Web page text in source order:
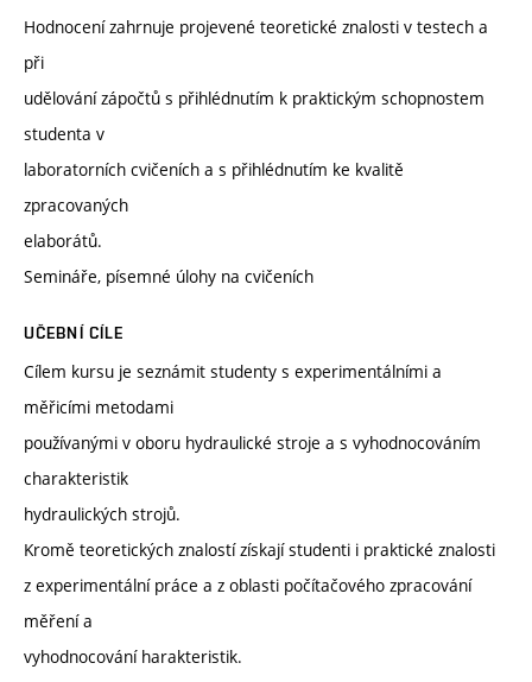
Hodnocení zahrnuje projevené teoretické znalosti v testech a
při
udělování zápočtů s přihlédnutím k praktickým schopnostem
studenta v
laboratorních cvičeních a s přihlédnutím ke kvalitě
zpracovaných
elaborátů.
Semináře, písemné úlohy na cvičeních
UČEBNÍ CÍLE
Cílem kursu je seznámit studenty s experimentálními a
měřicími metodami
používanými v oboru hydraulické stroje a s vyhodnocováním
charakteristik
hydraulických strojů.
Kromě teoretických znalostí získají studenti i praktické znalosti
z experimentální práce a z oblasti počítačového zpracování
měření a
vyhodnocování harakteristik.